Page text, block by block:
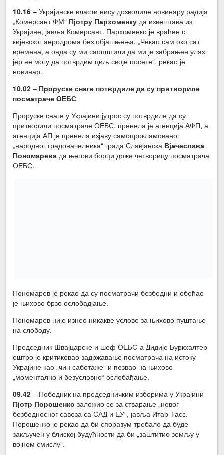
10.16 – Украјинске власти нису дозволиле новинару радија
„Комерсант ФМ“ Пјотру Пархоменку да извештава из
Украјине, јавља Комерсант. Пархоменко је враћен с
кијевског аеродрома без објашњења. „Чекао сам око сат
времена, а онда су ми саопштили да ми је забрањен улаз
јер не могу да потврдим циљ своје посете“, рекао је
новинар.
10.02 – Проруске снаге потврдиле да су притвориле
посматраче ОЕБС
Проруске снаге у Украјини јутрос су потврдиле да су
притворили посматраче ОЕБС, пренела је агенција АФП, а
агенција АП је пренела изјаву самопрокламованог
„народног градоначелника“ града Славјанска Вјачеслава
Пономарева да његови борци држе четворицу посматрача
ОЕБС.
Пономарев је рекао да су посматрачи безбедни и обећао
је њихово брзо ослобадјање.
Пономарев није изнео никакве услове за њихово пуштање
на слободу.
Председник Швајцарске и шеф ОЕБС-а Дидије Буркхалтер
оштро је критиковао задржавање посматрача на истоку
Украјине као „чин саботаже“ и позвао на њихово
„моментално и безусловно“ ослобађање.
09.42 – Победник на председничким изборима у Украјини
Пјотр Порошенко заложио се за стварање „новог
безбедносног савеза са САД и ЕУ“, јавља Итар-Тасс.
Порошенко је рекао да би споразум требало да буде
закључен у блиској будућности да би „заштитио земљу у
војном смислу“.